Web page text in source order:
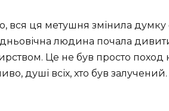
вся ця метушня змінила думку
людина почала
Це не був просто поход
душі всіх, хто був залучений.